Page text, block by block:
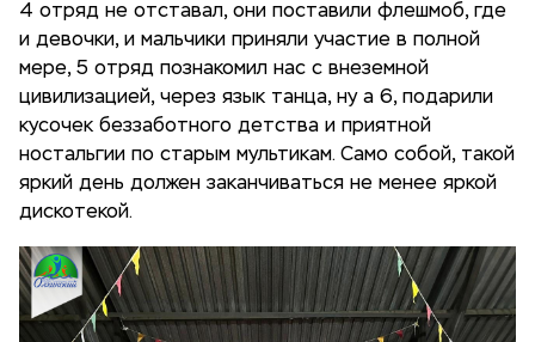
4 отряд не отставал, они поставили флешмоб, где
и девочки, и мальчики приняли участие в полной
мере, 5 отряд познакомил нас с внеземной
цивилизацией, через язык танца, ну а 6, подарили
кусочек беззаботного детства и приятной
ностальгии по старым мультикам. Само собой, такой
яркий день должен заканчиваться не менее яркой
дискотекой.